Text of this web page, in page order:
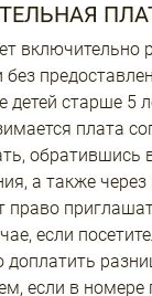
включительно
без
детей старше 5
плата
обратившись
а также
право
если
доплатить
если в номере